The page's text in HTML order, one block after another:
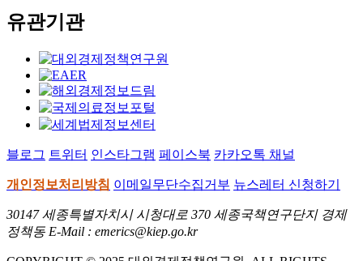
유관기관
블로그 트위터 인스타그램 페이스북 카카오톡 채널
개인정보처리방침 이메일무단수집거부 뉴스레터 신청하기
30147 세종특별자치시 시청대로 370 세종국책연구단지 경제
정책동 E-Mail : emerics@kiep.go.kr